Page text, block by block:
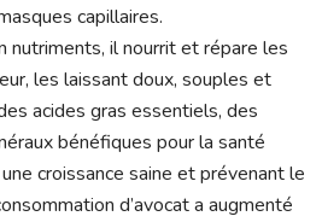
capillaires.
nutriments, il nourrit et répare les
les laissant doux, souples et
acides gras essentiels, des
bénéfiques pour la santé
croissance saine et prévenant le
d’avocat a augmenté